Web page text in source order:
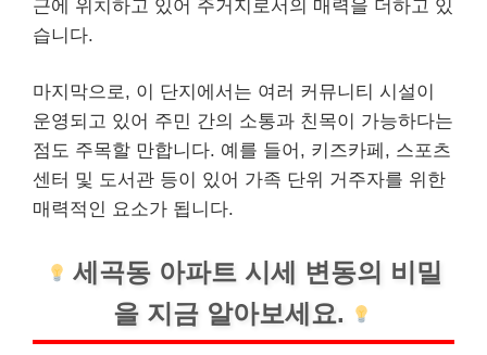
근에 위치하고 있어 주거지로서의 매력을 더하고 있
습니다.
마지막으로, 이 단지에서는 여러 커뮤니티 시설이
운영되고 있어 주민 간의 소통과 친목이 가능하다는
점도 주목할 만합니다. 예를 들어, 키즈카페, 스포츠
센터 및 도서관 등이 있어 가족 단위 거주자를 위한
매력적인 요소가 됩니다.
세곡동 아파트 시세 변동의 비밀
을 지금 알아보세요.